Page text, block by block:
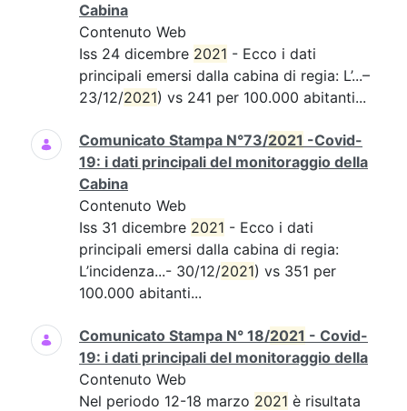
Cabina
Contenuto Web
Iss 24 dicembre 2021 - Ecco i dati
principali emersi dalla cabina di regia: L’...–
23/12/2021) vs 241 per 100.000 abitanti...
Comunicato Stampa N°73/2021 -Covid-
19: i dati principali del monitoraggio della
Cabina
Contenuto Web
Iss 31 dicembre 2021 - Ecco i dati
principali emersi dalla cabina di regia:
L’incidenza...- 30/12/2021) vs 351 per
100.000 abitanti...
Comunicato Stampa N° 18/2021 - Covid-
19: i dati principali del monitoraggio della
Contenuto Web
Nel periodo 12-18 marzo 2021 è risultata